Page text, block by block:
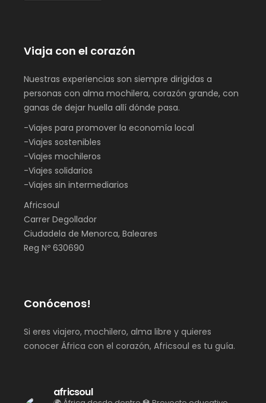
Viaja con el corazón
Nuestras experiencias son siempre dirigidas a
personas con alma mochilera, corazón grande, con
ganas de dejar huella allí dónde pasa.
-Viajes para promover la economía local
-Viajes sostenibles
-Viajes mochileros
-Viajes solidarios
-Viajes sin intermediarios
Africsoul
Carrer Degollador
Ciudadela de Menorca, Baleares
Reg Nº 630690
Conócenos!
Si eres viajero, mochilero, alma libre y quieres
conocer África con el corazón, Africsoul es tu guía.
africsoul